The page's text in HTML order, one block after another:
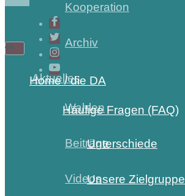
Kooperation
Archiv
Aktuelles
Wahlen
Beiträge
Videos
Home / die DA
Häufige Fragen (FAQ)
Unterschiede
Unsere Zielgruppe